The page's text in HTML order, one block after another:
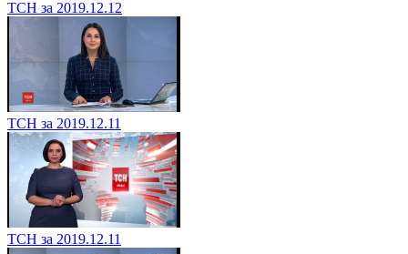
ТСН за 2019.12.12
ТСН за 2019.12.11
ТСН за 2019.12.11